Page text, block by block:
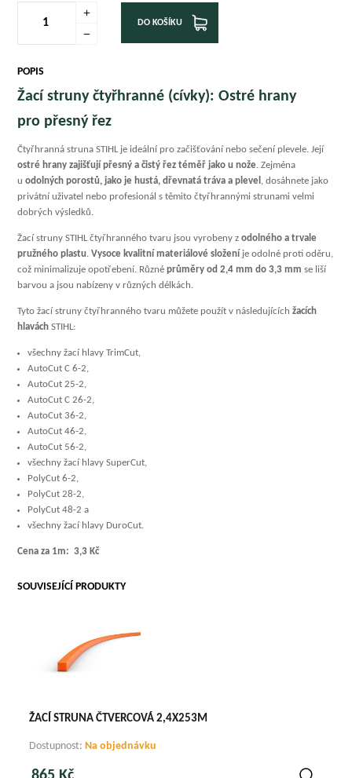
DO KOŠÍKU
POPIS
Žací struny čtyřhranné (cívky): Ostré hrany
pro přesný řez
Čtyřhranná struna STIHL je ideální pro začišťování nebo sečení plevele. Její
ostré hrany zajišťují přesný a čistý řez téměř jako u nože. Zejména
uodolných porostů, jako je hustá, dřevnatá tráva a plevel , dosáhnete jako
privátní uživatel nebo profesionál s těmito čtyřhrannými strunami velmi
dobrých výsledků.
Žací struny STIHL čtyřhranného tvaru jsou vyrobeny zodolného a trvale
pružného plastu.Vysoce kvalitní materiálové složení je odolné proti oděru,
což minimalizuje opotřebení. Různéprůměry od 2,4 mm do 3,3 mm se liší
barvou a jsou nabízeny v různých délkách.
Tyto žací struny čtyřhranného tvaru můžete použít v následujícíchžacích
hlavách STIHL:
všechny žací hlavy TrimCut,
AutoCut C 6-2,
AutoCut 25-2,
AutoCut C 26-2,
AutoCut 36-2,
AutoCut 46-2,
AutoCut 56-2,
všechny žací hlavy SuperCut,
PolyCut 6-2,
PolyCut 28-2,
PolyCut 48-2 a
všechny žací hlavy DuroCut.
Cena za 1m: 3,3 Kč
SOUVISEJÍCÍ PRODUKTY
ŽACÍ STRUNA ČTVERCOVÁ 2,4X253M
Dostupnost:Na objednávku